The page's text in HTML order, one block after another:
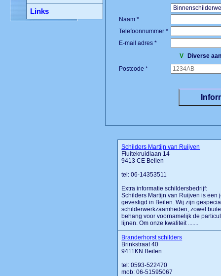
Links
Naam *
Telefoonnummer *
E-mail adres *
V
Diverse
Postcode *
Schilders Martijn van Ruijven
Fluitekruidlaan 14
9413 CE Beilen
tel: 06-14353511
Extra informatie schildersbedrijf:
Schilders Martijn van Ruijven is een
gevestigd in Beilen. Wij zijn
schilderwerkzaamheden, zowel
behang voor voornamelijk de
lijnen. Om onze kwaliteit .......
Branderhorst schilders
Brinkstraat 40
9411KN Beilen
tel: 0593-522470
mob: 06-51595067